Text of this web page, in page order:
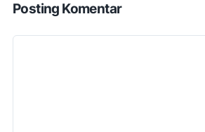
Posting Komentar